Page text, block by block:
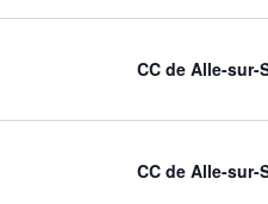
CC de Alle-sur-
CC de Alle-sur-